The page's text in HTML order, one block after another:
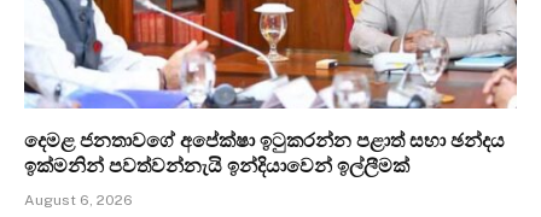
දෙමළ ජනතාවගේ අපේක්ෂා ඉටුකරන්න පළාත් සභා ඡන්දය
ඉක්මනින් පවත්වන්නැයි ඉන්දියාවෙන් ඉල්ලීමක්
August 6, 2026